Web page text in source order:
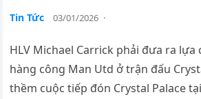
Tin Tức 03/01/2026 ·
HLV Michael Carrick phải đưa ra
hàng công Man Utd ở trận đấu
thềm cuộc tiếp đón Crystal Palace